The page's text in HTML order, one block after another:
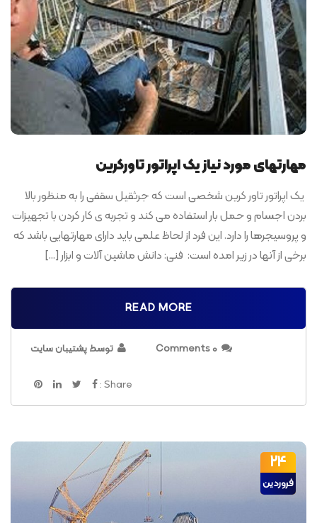
مهارتهای مورد نیاز یک اپراتور تاورکرین
یک اپراتور تاور کرین شخصی است که جرثقیل سقفی را به منظور بالا
بردن اجسام و حمل بار استفاده می کند و تجربه ی کار کردن با تجهیزات
و پروسیجرها را دارد. این فرد از لحاظ علمی باید دارای مهارتهایی باشد که
برخی از آنها در زیر امده است: فنی: دانش ماشین آلات و ابزار […]
READ MORE
0 Comments توسط پشتیبان سایت
Share :
24
فروردین